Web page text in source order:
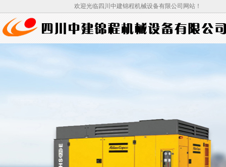
欢迎光临四川中建锦程机械设备有限公司网站！